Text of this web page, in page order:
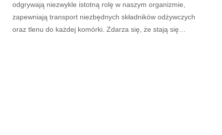
odgrywają niezwykle istotną rolę w naszym organizmie,
zapewniają transport niezbędnych składników odżywczych
oraz tlenu do każdej komórki. Zdarza się, że stają się…